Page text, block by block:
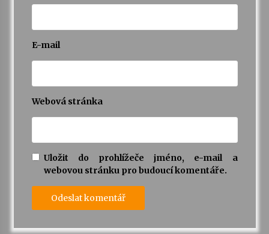
E-mail
Webová stránka
Uložit do prohlížeče jméno, e-mail a
webovou stránku pro budoucí komentáře.